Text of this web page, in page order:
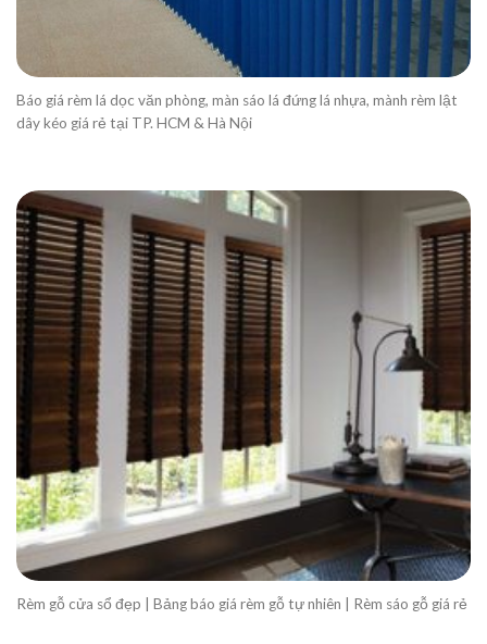
Báo giá rèm lá dọc văn phòng, màn sáo lá đứng lá nhựa, mành rèm lật
dây kéo giá rẻ tại TP. HCM & Hà Nội
Rèm gỗ cửa sổ đẹp | Bảng báo giá rèm gỗ tự nhiên | Rèm sáo gỗ giá rẻ